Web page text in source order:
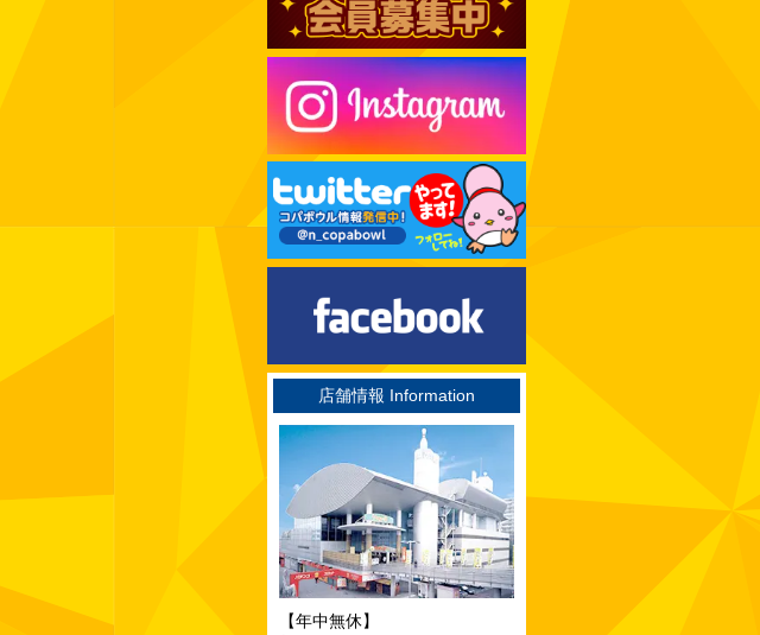
2024年10月
2024年09月
2024年08月
2024年07月
2024年06月
2024年05月
2024年04月
2024年03月
2024年02月
2024年01月
2023年12月
2023年11月
2023年10月
2023年09月
2023年08月
2023年07月
2023年06月
2023年05月
店舗情報 Information
【年中無休】